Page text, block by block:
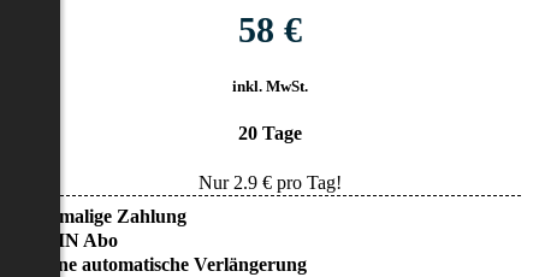
58 €
inkl. MwSt.
20 Tage
Nur 2.9€ pro Tag!
• Einmalige Zahlung
• KEIN Abo
• Keine automatische Verlängerung